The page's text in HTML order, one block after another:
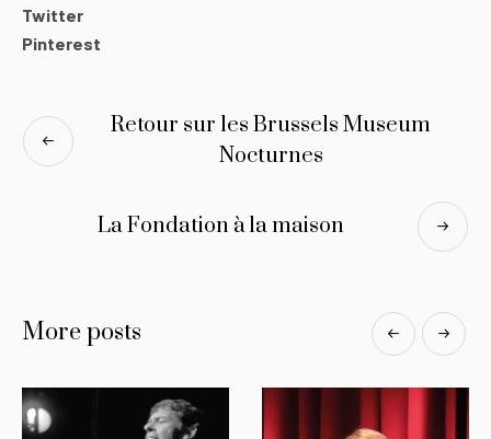
Twitter
Pinterest
Retour sur les Brussels Museum
Nocturnes
La Fondation à la maison
More posts